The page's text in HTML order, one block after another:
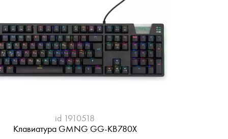
id 1910518
Клавиатура GMNG GG-KB780X